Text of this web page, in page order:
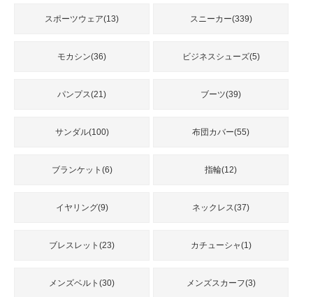
スポーツウェア(13) スニーカー(339)
モカシン(36) ビジネスシューズ(5)
パンプス(21) ブーツ(39)
サンダル(100) 布団カバー(55)
ブランケット(6) 指輪(12)
イヤリング(9) ネックレス(37)
ブレスレット(23) カチューシャ(1)
メンズベルト(30) メンズスカーフ(3)